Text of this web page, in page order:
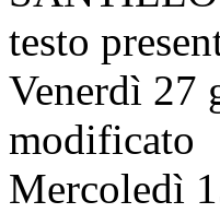
testo
Venerdì 27
modificato
Mercoledì